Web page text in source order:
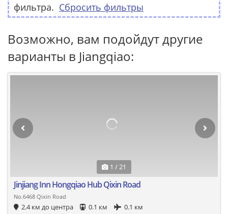
фильтра. Сбросить фильтры
Возможно, вам подойдут другие
варианты в Jiangqiao:
1 / 21
Jinjiang Inn Hongqiao Hub Qixin Road
No.6468 Qixin Road
2.4 км до центра 0.1 км
0.1 км